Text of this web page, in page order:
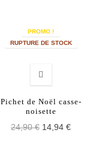
PROMO !
RUPTURE DE STOCK
Pichet de Noël casse-
noisette
24,90 € 14,94 €